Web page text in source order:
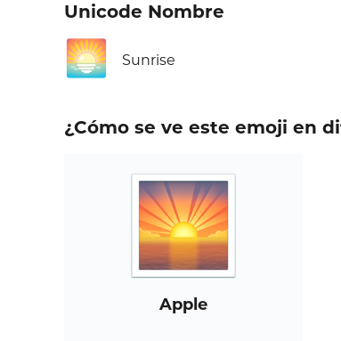
Unicode Nombre
🌅 Sunrise
¿Cómo se ve este emoji en
Apple